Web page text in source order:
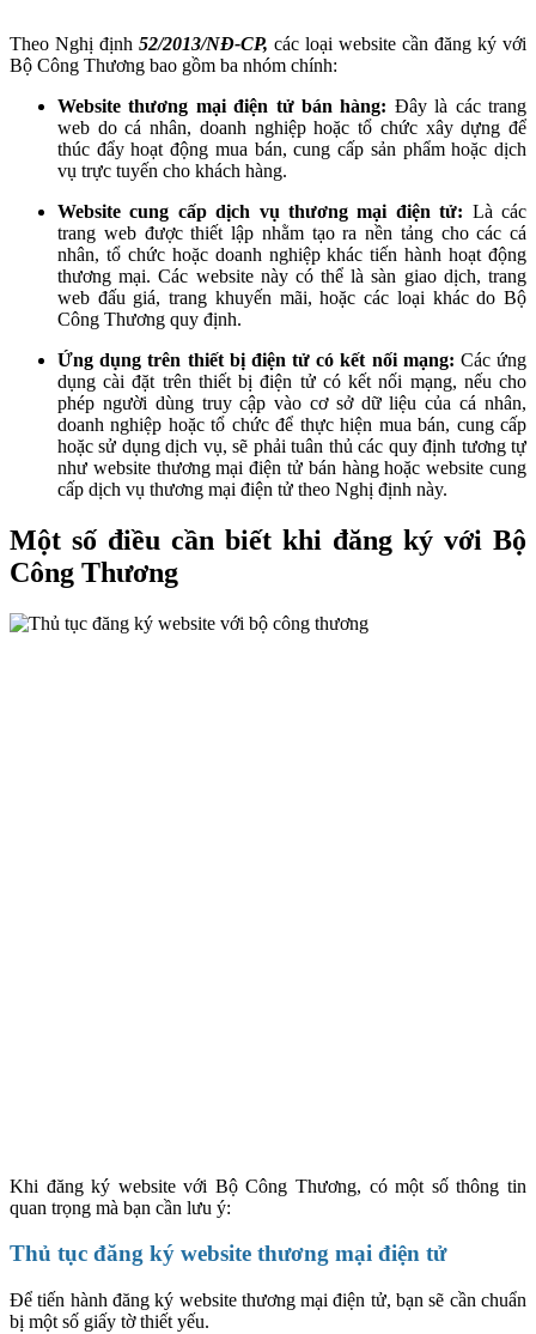
Theo Nghị định 52/2013/NĐ-CP, các loại website cần đăng ký với
Bộ Công Thương bao gồm ba nhóm chính:
Website thương mại điện tử bán hàng: Đây là các trang
web do cá nhân, doanh nghiệp hoặc tổ chức xây dựng để
thúc đẩy hoạt động mua bán, cung cấp sản phẩm hoặc dịch
vụ trực tuyến cho khách hàng.
Website cung cấp dịch vụ thương mại điện tử: Là các
trang web được thiết lập nhằm tạo ra nền tảng cho các cá
nhân, tổ chức hoặc doanh nghiệp khác tiến hành hoạt động
thương mại. Các website này có thể là sàn giao dịch, trang
web đấu giá, trang khuyến mãi, hoặc các loại khác do Bộ
Công Thương quy định.
Ứng dụng trên thiết bị điện tử có kết nối mạng: Các ứng
dụng cài đặt trên thiết bị điện tử có kết nối mạng, nếu cho
phép người dùng truy cập vào cơ sở dữ liệu của cá nhân,
doanh nghiệp hoặc tổ chức để thực hiện mua bán, cung cấp
hoặc sử dụng dịch vụ, sẽ phải tuân thủ các quy định tương tự
như website thương mại điện tử bán hàng hoặc website cung
cấp dịch vụ thương mại điện tử theo Nghị định này.
Một số điều cần biết khi đăng ký với Bộ
Công Thương
Khi đăng ký website với Bộ Công Thương, có một số thông tin
quan trọng mà bạn cần lưu ý:
Thủ tục đăng ký website thương mại điện tử
Để tiến hành đăng ký website thương mại điện tử, bạn sẽ cần chuẩn
bị một số giấy tờ thiết yếu.